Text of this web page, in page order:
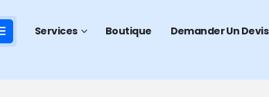
Services Boutique Demander Un Devis